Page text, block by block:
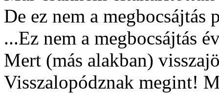
De ez nem a megbocsájtás
...Ez nem a megbocsájtás
Mert (más alakban)
Visszalopódznak megint!